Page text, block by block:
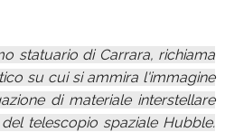
statuario di Carrara, richiama
su cui si ammira l'immagine
di materiale interstellare
telescopio spaziale Hubble.